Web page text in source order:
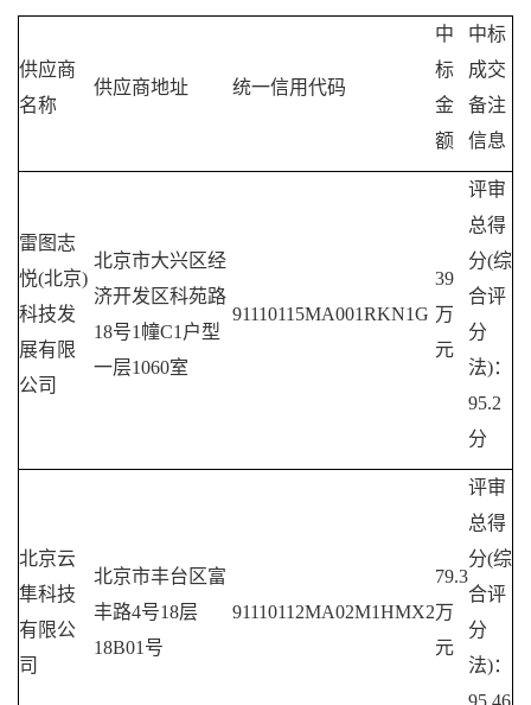
供应商
名称
供应商地址 统一信用代码
中
标
金
额
中标
成交
备注
信息
雷图志
悦(北京)
科技发
展有限
公司
北京市大兴区经
济开发区科苑路
18号1幢C1户型
一层1060室
91110115MA001RKN1G
39
万
元
评审
总得
分(综
合评
分
法)：
95.2
分
北京云
隼科技
有限公
司
北京市丰台区富
丰路4号18层
18B01号
91110112MA02M1HMX2
79.3
万
元
评审
总得
分(综
合评
分
法)：
95.46